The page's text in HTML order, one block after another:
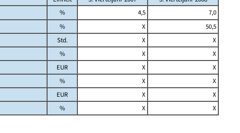
% 4,5
7,0
% X
50,5
Std. X
X
% X
X
EUR X
X
% X
X
EUR X
X
% X X